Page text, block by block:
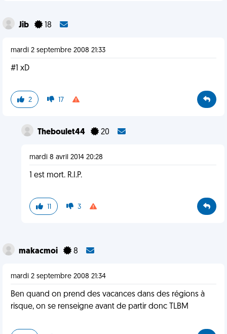
Jib 18
mardi 2 septembre 2008 21:33
#1 xD
2 17
Theboulet44 20
mardi 8 avril 2014 20:28
1 est mort. R.I.P.
11 3
makacmoi 8
mardi 2 septembre 2008 21:34
Ben quand on prend des vacances dans des régions à
risque, on se renseigne avant de partir donc TLBM